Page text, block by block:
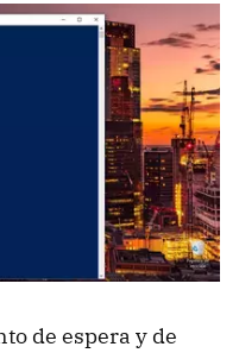
de espera y de